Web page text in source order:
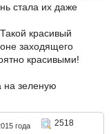
стала их даже
красивый
заходящего
красивыми!
на зеленую
года
2518